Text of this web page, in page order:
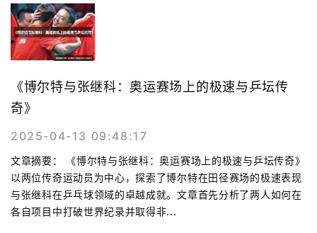
《博尔特与张继科：奥运赛场上的极速与乒坛传
奇》
2025-04-13 09:48:17
文章摘要： 《博尔特与张继科：奥运赛场上的极速与乒坛传奇》
以两位传奇运动员为中心，探索了博尔特在田径赛场的极速表现
与张继科在乒乓球领域的卓越成就。文章首先分析了两人如何在
各自项目中打破世界纪录并取得非...